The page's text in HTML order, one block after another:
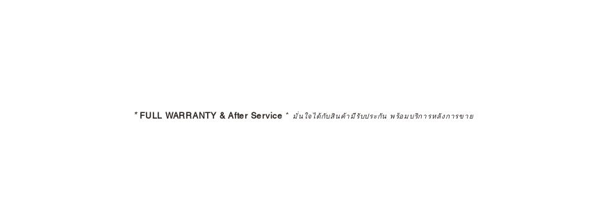
* FULL WARRANTY & After Service * มั่นใจได้กับสินค้ามีรับประกัน พร้อมบริการหลังการขาย